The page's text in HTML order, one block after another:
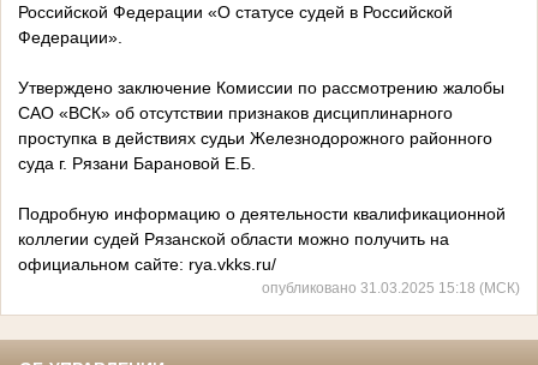
Российской Федерации «О статусе судей в Российской
Федерации».
Утверждено заключение Комиссии по рассмотрению жалобы
САО «ВСК» об отсутствии признаков дисциплинарного
проступка в действиях судьи Железнодорожного районного
суда г. Рязани Барановой Е.Б.
Подробную информацию о деятельности квалификационной
коллегии судей Рязанской области можно получить на
официальном сайте: rya.vkks.ru/
опубликовано 31.03.2025 15:18 (МСК)